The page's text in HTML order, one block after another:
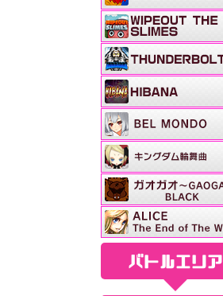
バトルエリア